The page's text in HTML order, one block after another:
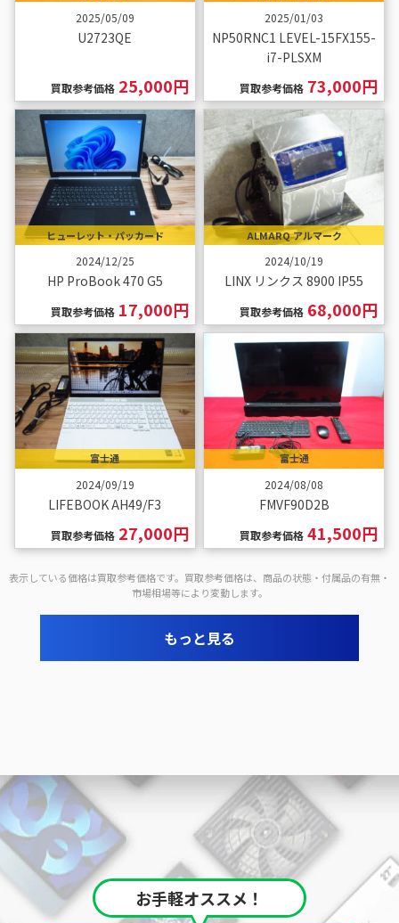
2025/05/09
U2723QE
買取参考価格25,000円
2025/01/03
NP50RNC1 LEVEL-15FX155-
i7-PLSXM
買取参考価格73,000円
ヒューレット・パッカード
2024/12/25
HP ProBook 470 G5
買取参考価格17,000円
ALMARQ アルマーク
2024/10/19
LINX リンクス 8900 IP55
買取参考価格68,000円
富士通
2024/09/19
LIFEBOOK AH49/F3
買取参考価格27,000円
富士通
2024/08/08
FMVF90D2B
買取参考価格41,500円
表示している価格は買取参考価格です。買取参考価格は、商品の状態・付属品の有無・
市場相場等により変動します。
もっと見る
お手軽オススメ！